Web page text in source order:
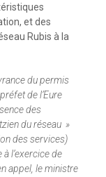
et des
Rubis à la
du permis
de l’Eure
des
du réseau »
des services)
l’exercice de
appel, le ministre